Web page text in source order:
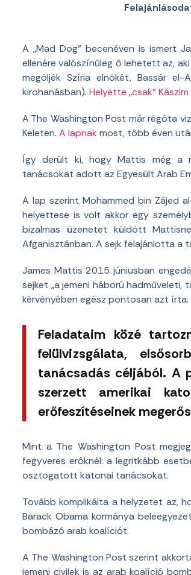
A „Mad Dog” becenéven is ismert
ellenére valószínűleg ő lehetett az,
megöljék Szíria elnökét, Bassár
kirohanásban). Helyette „csak”
A The Washington Post már régóta
Keleten. A lapnak most, több éven
Így derült ki, hogy Mattis még a
tanácsokat adott az Egyesült Arab
A lap szerint Mohammed bin Zájed
helyettese is volt akkor egy
bizalmas üzenetet küldött
Afganisztánban. A sejk felajánlotta a
James Mattis 2015 júniusban
sejket „a jemeni háború
kérvényében egész pontosan azt írta:
Feladataim közé
felülvizsgálata,
tanácsadás céljából. A
szerzett amerikai
erőfeszítéseinek
Mint a The Washington Post
fegyveres erőknél: a legritkább
osztogatott katonai tanácsokat.
Tovább komplikálta a helyzetet az,
Barack Obama kormánya
bombázó arab koalíciót.
A The Washington Post szerint
jemeni civilek is az arab koalíció